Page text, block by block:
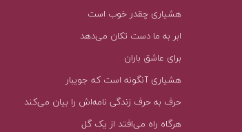
هشیاری چقدر خوب است
ابر به ما دست تکان می‌‌دهد
برای عاشق باران
هشیاری آنگونه است که جویبار
حرف به حرف زندگی نامه‌اش را بیان می‌‌کند
هرگاه راه می‌‌افتد از یک گل